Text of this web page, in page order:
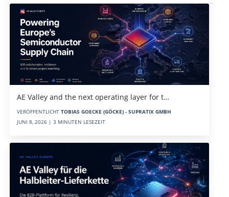
AE Valley and the next operating layer for t…
VERÖFFENTLICHT TOBIAS GOECKE (GÖCKE) - SUPRATIX GMBH
JUNI 8, 2026 | 3 MINUTEN LESEZEIT